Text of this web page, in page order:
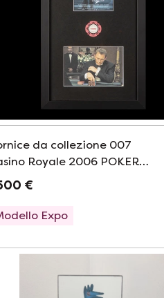
da collezione 007
Royale 2006 POKER
25.000 Oggetti di scena
D
€
Expo